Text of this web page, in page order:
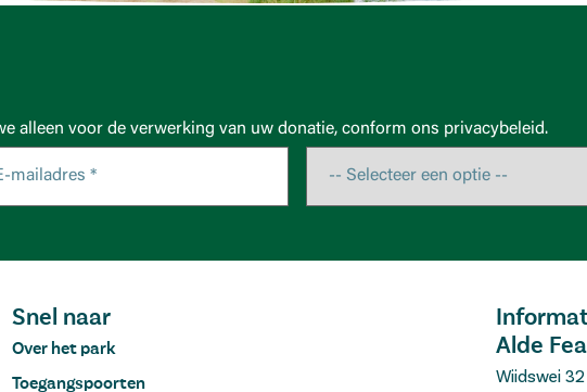
alleen voor de verwerking van uw donatie, conform ons privacybeleid.
Snel naar
Over het park
Toegangspoorten
Alde
Wiidswei 32